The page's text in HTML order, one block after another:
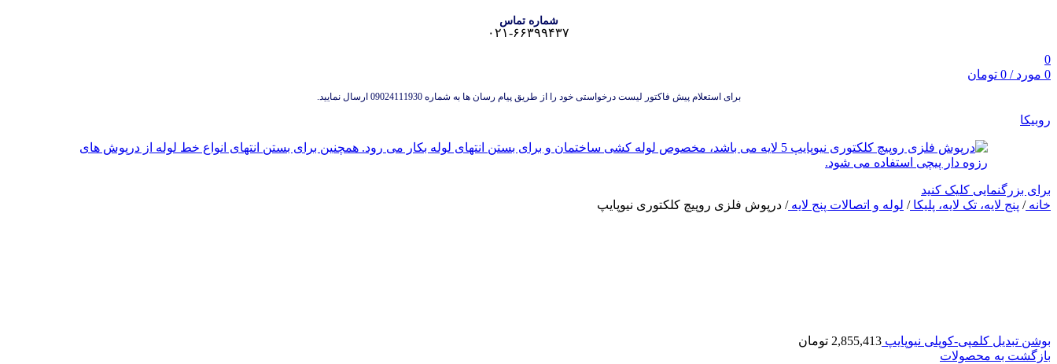
شماره تماس
۰۲۱-۶۶۳۹۹۴۳۷
0
0 مورد /
0 تومان
برای استعلام پیش فاکتور لیست درخواستی خود را از طریق پیام رسان ها به شماره 09024111930 ارسال نمایید.
روبیکا
برای بزرگنمایی کلیک کنید
خانه/ پنج لایه، تک لایه، پلیکا/ لوله و اتصالات پنج لایه/ درپوش فلزی روپیچ کلکتوری نیوپایپ
بوشن تبدیل کلمپی-کوپلی نیوپایپ 2,855,413 تومان
بازگشت به محصولات